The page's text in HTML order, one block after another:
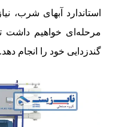
استاندارد آبهای شرب،
مرحله‌ای خواهیم داشت
گندزدایی خود را انجام دهد.